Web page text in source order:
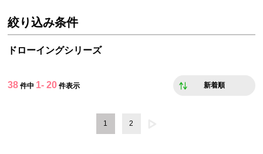
絞り込み条件
ドローイングシリーズ
38 件中 1- 20 件表示 新着順
1 2